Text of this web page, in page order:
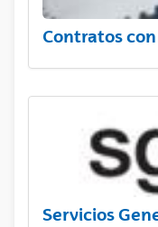
Contratos
Servicios